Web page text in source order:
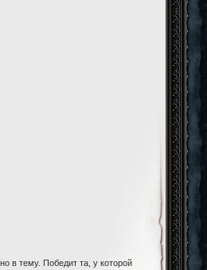
в тему. Победит та, у которой